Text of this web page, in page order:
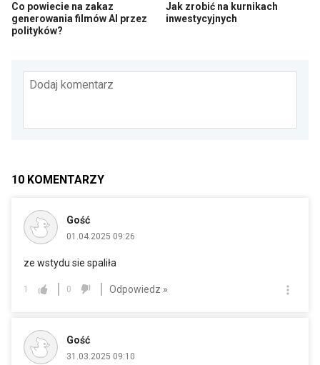
Co powiecie na zakaz
generowania filmów AI przez
polityków?
Jak zrobić na kurnikach
inwestycyjnych
Dodaj komentarz
10 KOMENTARZY
Gość
01.04.2025 09:26
ze wstydu sie spaliła
1 0 Odpowiedz »
Gość
31.03.2025 09:10